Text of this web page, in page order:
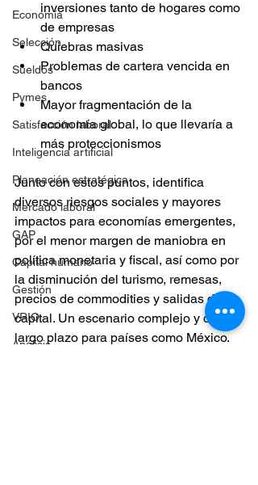
Economía
Selección
Sueldos
Pymes
Satisfacción laboral
Inteligencia artificial
Planeación estratégica
Mercado laboral
GAP
Capital humano
Gestión
VRIO
Análisis
inversiones tanto de hogares como
de empresas
Quiebras masivas
Problemas de cartera vencida en
bancos
Mayor fragmentación de la
economía global, lo que llevaría a
más proteccionismos
Junto con estos puntos, identifica
diversos riesgos sociales y mayores
impactos para economías emergentes,
por el menor margen de maniobra en
política monetaria y fiscal, así como por
la disminución del turismo, remesas,
precios de commodities y salidas de
capital. Un escenario complejo y de
largo plazo para países como México.